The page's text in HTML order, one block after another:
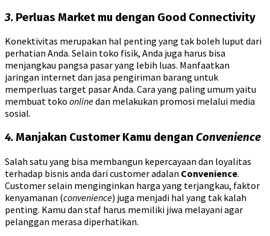
3. Perluas Market mu dengan Good Connectivity
Konektivitas merupakan hal penting yang tak boleh luput dari
perhatian Anda. Selain toko fisik, Anda juga harus bisa
menjangkau pangsa pasar yang lebih luas. Manfaatkan
jaringan internet dan jasa pengiriman barang untuk
memperluas target pasar Anda. Cara yang paling umum yaitu
membuat toko onlinedan melakukan promosi melalui media
sosial.
4. Manjakan Customer Kamu dengan Convenience
Salah satu yang bisa membangun kepercayaan dan loyalitas
terhadap bisnis anda dari customer adalan Convenience.
Customer selain menginginkan harga yang terjangkau, faktor
kenyamanan (convenience) juga menjadi hal yang tak kalah
penting. Kamu dan staf harus memiliki jiwa melayani agar
pelanggan merasa diperhatikan.